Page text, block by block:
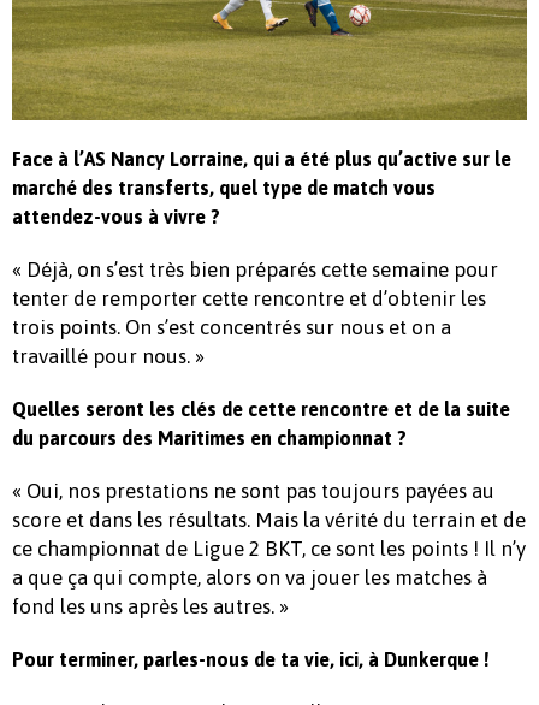
Face à l’AS Nancy Lorraine, qui a été plus qu’active sur le
marché des transferts, quel type de match vous
attendez-vous à vivre ?
« Déjà, on s’est très bien préparés cette semaine pour
tenter de remporter cette rencontre et d’obtenir les
trois points. On s’est concentrés sur nous et on a
travaillé pour nous. »
Quelles seront les clés de cette rencontre et de la suite
du parcours des Maritimes en championnat ?
« Oui, nos prestations ne sont pas toujours payées au
score et dans les résultats. Mais la vérité du terrain et de
ce championnat de Ligue 2 BKT, ce sont les points ! Il n’y
a que ça qui compte, alors on va jouer les matches à
fond les uns après les autres. »
Pour terminer, parles-nous de ta vie, ici, à Dunkerque !